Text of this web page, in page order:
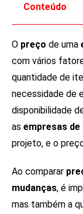
b
e
f
t
b
l
a
n
Conteúdo
O preço de uma
com vários
quantidade de
necessidade de
disponibilidade
as empresas de
projeto, e o
Ao comparar
mudanças, é
mas também a